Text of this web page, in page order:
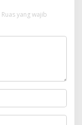
Ruas yang wajib